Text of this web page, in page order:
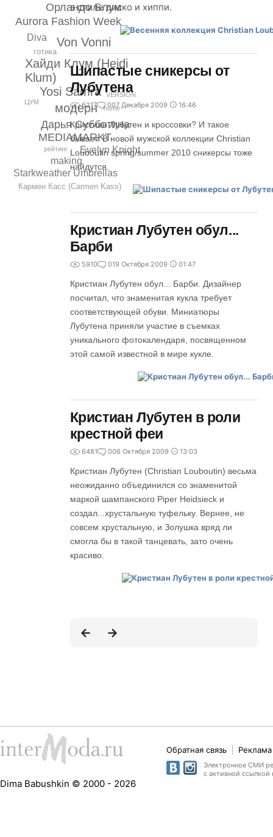
Хайди Клум (Heidi
Klum)
Yosi Samra
Von Vonni
модерн
Aurora Fashion Week
Дарья Субботина
Орландо Блум
MEDIAMARKT
Divа
making
Starkweather Umbrellas
Evelyn Knight
Кармен Касс (Carmen Kass)
готика
рейтинг
VERSION
home
ЦУМ
в стиле диско и хиппи.
Шипастые сникерсы от
Лубутена
6217 007 Декабря 2009 16:46
Кристиан Лубутен и кроссовки? И такое
бывает. В новой мужской коллекции Christian
Louboutin spring/summer 2010 сникерсы тоже
найдутся.
Кристиан Лубутен обул...
Барби
5910 019 Октября 2009 01:47
Кристиан Лубутен обул... Барби. Дизайнер
посчитал, что знаменитая кукла требует
соответствующей обуви. Миниатюры
Лубутена приняли участие в съемках
уникального фотокалендаря, посвященном
этой самой известной в мире кукле.
Кристиан Лубутен в роли
крестной феи
6481 006 Октября 2009 13:03
Кристиан Лубутен (Christian Louboutin) весьма
неожиданно объединился со знаменитой
маркой шампанского Piper Heidsieck и
создал...хрустальную туфельку. Вернее, не
совсем хрустальную, и Золушка вряд ли
смогла бы в такой танцевать, зато очень
красиво.
Dima Babushkin © 2000 - 2026
Обратная связь
Электронное СМИ
с активной ссылкой